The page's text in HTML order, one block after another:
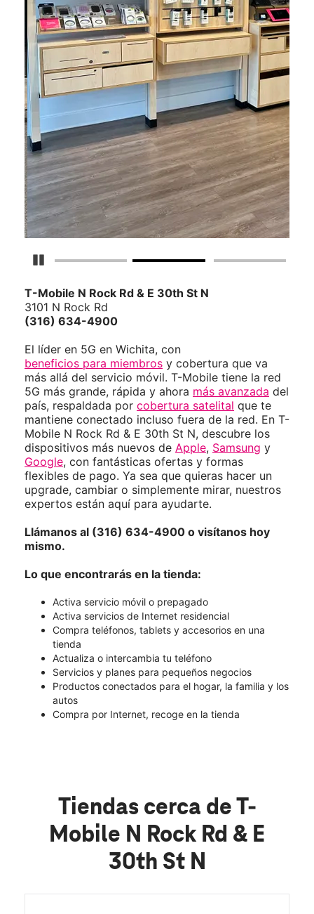
Detener carrusel
T-Mobile N Rock Rd & E 30th St N
3101 N Rock Rd
(316) 634-4900
El líder en 5G en Wichita, con
beneficios para miembros y cobertura que va
más allá del servicio móvil. T-Mobile tiene la red
5G más grande, rápida y ahora más avanzada del
país, respaldada por cobertura satelital que te
mantiene conectado incluso fuera de la red. En T-
Mobile N Rock Rd & E 30th St N, descubre los
dispositivos más nuevos de Apple, Samsung y
Google, con fantásticas ofertas y formas
flexibles de pago. Ya sea que quieras hacer un
upgrade, cambiar o simplemente mirar, nuestros
expertos están aquí para ayudarte.
Llámanos al (316) 634-4900 o visítanos hoy
mismo.
Lo que encontrarás en la tienda:
Activa servicio móvil o prepagado
Activa servicios de Internet residencial
Compra teléfonos, tablets y accesorios en una
tienda
Actualiza o intercambia tu teléfono
Servicios y planes para pequeños negocios
Productos conectados para el hogar, la familia y los
autos
Compra por Internet, recoge en la tienda
Tiendas cerca de T-
Mobile N Rock Rd & E
30th St N